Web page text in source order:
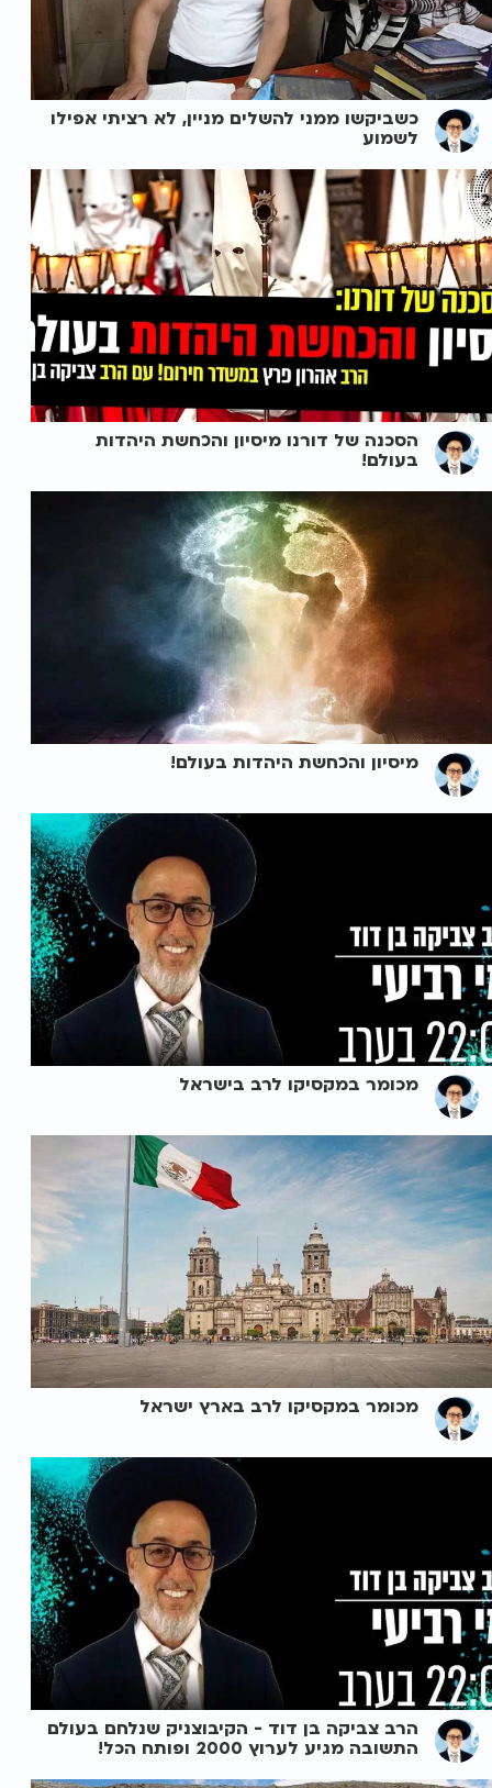
כשביקשו ממני להשלים מניין, לא רציתי אפילו
לשמוע
הסכנה של דורנו מיסיון והכחשת היהדות
בעולם!
מיסיון והכחשת היהדות בעולם!
מכומר במקסיקו לרב בישראל
מכומר במקסיקו לרב בארץ ישראל
הרב צביקה בן דוד - הקיבוצניק שנלחם בעולם
התשובה מגיע לערוץ 2000 ופותח הכל!